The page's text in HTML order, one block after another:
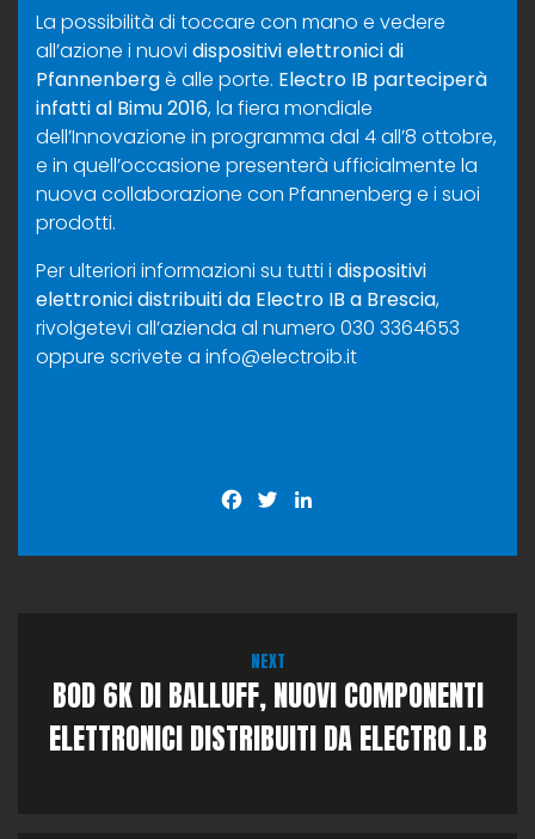
La possibilità di toccare con mano e vedere
all’azione i nuovi dispositivi elettronici di
Pfannenbergè alle porte. Electro IB parteciperà
infatti al Bimu 2016, la fiera mondiale
dell’Innovazione in programma dal 4 all’8 ottobre,
e in quell’occasione presenterà ufficialmente la
nuova collaborazione con Pfannenberg e i suoi
prodotti.
Per ulteriori informazioni su tutti i dispositivi
elettronici distribuiti da Electro IB a Brescia,
rivolgetevi all’azienda al numero 030 3364653
oppure scrivete a info@electroib.it
Facebook
Twitter
NEXT
BOD 6K DI BALLUFF, NUOVI COMPONENTI
ELETTRONICI DISTRIBUITI DA ELECTRO I.B